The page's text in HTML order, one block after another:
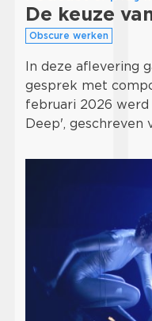
De keuze
Obscure werken
In deze aflevering
gesprek met
februari 2026 werd
Deep', geschreven